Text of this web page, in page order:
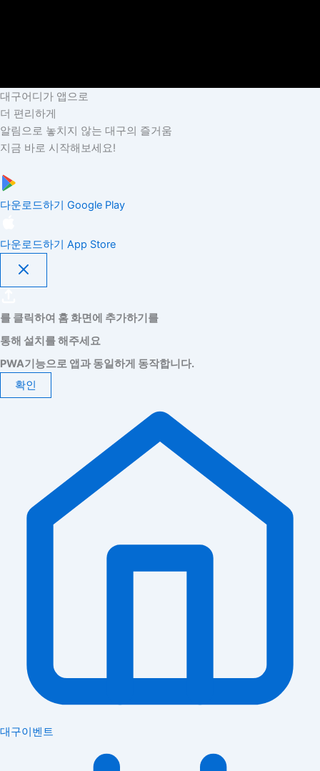
대구어디가 앱으로
더 편리하게
알림으로 놓치지 않는 대구의 즐거움
지금 바로 시작해보세요!
다운로드하기 Google Play
다운로드하기 App Store
를 클릭하여 홈 화면에 추가하기를
통해 설치를 해주세요
PWA기능으로 앱과 동일하게 동작합니다.
확인
대구이벤트